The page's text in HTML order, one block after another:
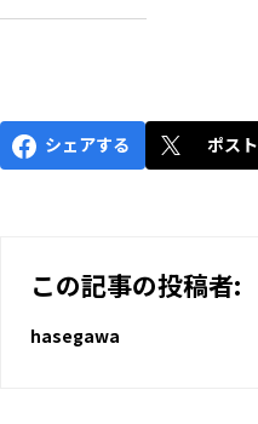
シェアする ポスト
この記事の投稿者:
hasegawa